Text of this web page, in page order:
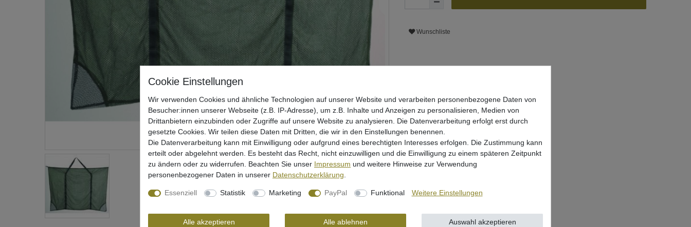
Wunschliste
Wir verwenden Cookies und ähnliche Technologien auf unserer Website und verarbeiten personenbezogene Daten von
Besucher:innen unserer Webseite (z.B. IP-Adresse), um z.B. Inhalte und Anzeigen zu personalisieren, Medien von
Drittanbietern einzubinden oder Zugriffe auf unsere Website zu analysieren. Die Datenverarbeitung erfolgt erst durch
gesetzte Cookies. Wir teilen diese Daten mit Dritten, die wir in den Einstellungen benennen.
Die Datenverarbeitung kann mit Einwilligung oder aufgrund eines berechtigten Interesses erfolgen. Die Zustimmung kann
erteilt oder abgelehnt werden. Es besteht das Recht, nicht einzuwilligen und die Einwilligung zu einem späteren Zeitpunkt
zu ändern oder zu widerrufen. Beachten Sie unser Impressum und weitere Hinweise zur Verwendung
personenbezogener Daten in unserer Daten­schutz­erklärung
Essenziell Statistik Marketing PayPal Funktional Weitere Einstellungen
Alle akzeptieren Alle ablehnen Auswahl akzeptieren